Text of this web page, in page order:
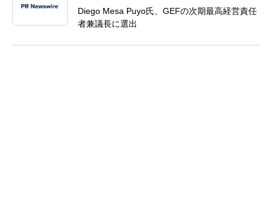
Diego Mesa Puyo氏、GEFの次期最高経営責任
者兼議長に選出